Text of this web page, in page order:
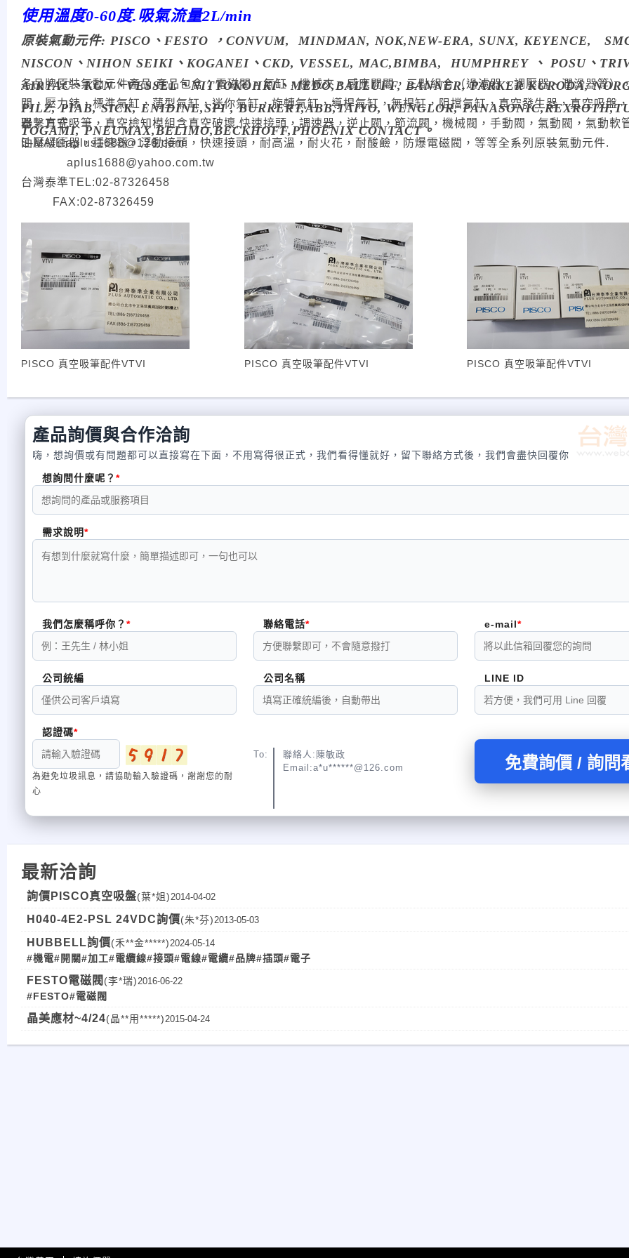
使用溫度0-60度.吸氣流量2L/min
原裝氣動元件: PISCO、 FESTO ， CONVUM, MINDMAN, NOK,NEW-ERA, SUNX, KEYENCE,
NISCON、NIHON SEIKI、KOGANEI、CKD, VESSEL, MAC,BIMBA, HUMPHREY 、 POSU、
AIRTAC、KGN、VESSEL、NITTOKOHKI、MEDO,BALLUFF, BANNER, PARKER KURODA,
PILZ, PIAB, SICK, ENIDINE,SPI , BURKERT,ABB,TAIYO, WENGLOR,
TOGAMI, PNEUMAX,BELIMO,BECKHOFF,PHOENIX CONTACT。
各品牌原裝氣動元件產品.產品包含：電磁閥，氣缸，機械夾，感應開關，三點組合（過濾器、調壓器、潤滑器等）
關，壓力錶，標準氣缸，薄型氣缸，迷你氣缸，旋轉氣缸，導桿氣缸，無桿缸，阻擋氣缸，真空發生器，真空吸盤
器，真空吸筆，真空檢知模組含真空破壞,快速接頭，調速器，逆止閥，節流閥，機械閥，手動閥，氣動閥，氣動軟
油壓緩衝器，穩速器，浮動接頭，快速接頭，耐高溫，耐火花，耐酸鹼，防爆電磁閥，等等全系列原裝氣動元件.
聯繫方式:
E-MAIL:aplus1688@126.com
aplus1688@yahoo.com.tw
台灣泰準TEL:02-87326458
FAX:02-87326459
PISCO 真空吸筆配件VTVI PISCO 真空吸筆配件VTVI PISCO 真空吸筆配件VTVI
產品詢價與合作洽詢
嗨，想詢價或有問題都可以直接寫在下面，不用寫得很正式，我們看得懂就好，留下聯絡方式後，我們會盡快回覆你
想詢問什麼呢？
需求說明
我們怎麼稱呼你？ 聯絡電話 e-mail
公司統編 公司名稱 LINE ID
認證碼
為避免垃圾訊息，請協助輸入驗證碼，謝謝您的耐
心
To:
聯絡人:陳敏政
Email:a*u******@126.com
免費詢價 / 詢問
最新洽詢
詢價PISCO真空吸盤(葉*姐) 2014-04-02
H040-4E2-PSL 24VDC詢價(朱*芬) 2013-05-03
HUBBELL詢價(禾**金*****) 2024-05-14
#機電#開關#加工#電纜線#接頭#電線#電纜#品牌#插頭#電子
FESTO電磁閥 (李*瑞) 2016-06-22
#FESTO#電磁閥
晶美應材~4/24(晶**用*****) 2015-04-24